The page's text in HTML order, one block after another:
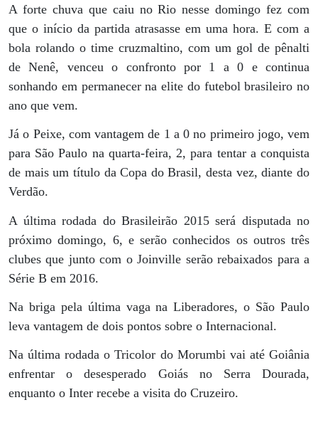
A forte chuva que caiu no Rio nesse domingo fez com
que o início da partida atrasasse em uma hora. E com a
bola rolando o time cruzmaltino, com um gol de pênalti
de Nenê, venceu o confronto por 1 a 0 e continua
sonhando em permanecer na elite do futebol brasileiro no
ano que vem.
Já o Peixe, com vantagem de 1 a 0 no primeiro jogo, vem
para São Paulo na quarta-feira, 2, para tentar a conquista
de mais um título da Copa do Brasil, desta vez, diante do
Verdão.
A última rodada do Brasileirão 2015 será disputada no
próximo domingo, 6, e serão conhecidos os outros três
clubes que junto com o Joinville serão rebaixados para a
Série B em 2016.
Na briga pela última vaga na Liberadores, o São Paulo
leva vantagem de dois pontos sobre o Internacional.
Na última rodada o Tricolor do Morumbi vai até Goiânia
enfrentar o desesperado Goiás no Serra Dourada,
enquanto o Inter recebe a visita do Cruzeiro.